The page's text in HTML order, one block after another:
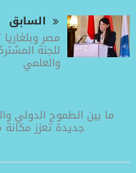
السابق
مصر
للجنة
والعلمي
ما بين الطموح الدولي
جديدة تعزز